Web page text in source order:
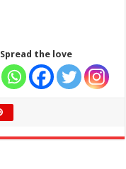
Spread the love